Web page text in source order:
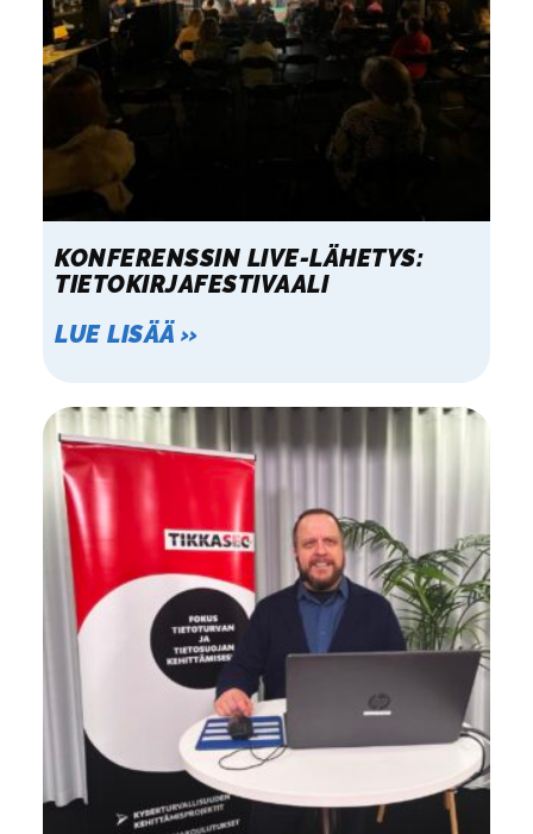
KONFERENSSIN LIVE-LÄHETYS:
TIETOKIRJAFESTIVAALI
LUE LISÄÄ »